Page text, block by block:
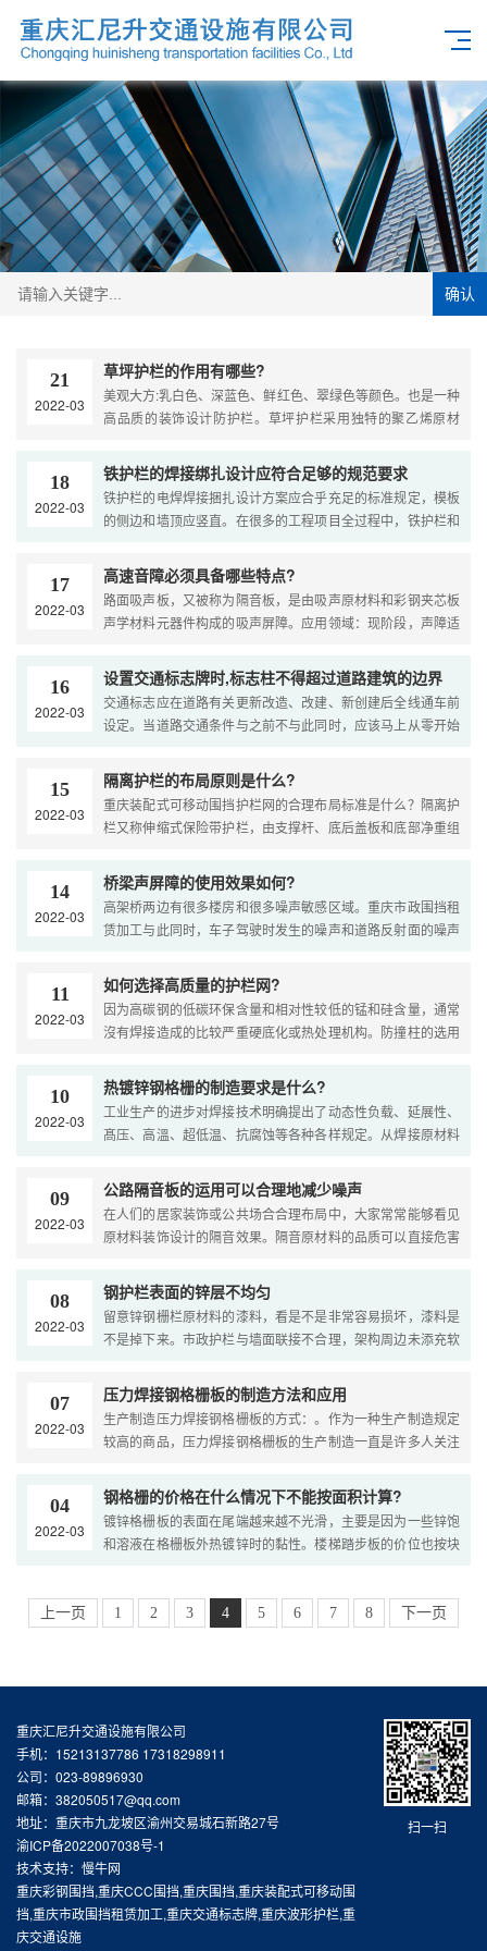
确认
21
2022-03
草坪护栏的作用有哪些?
美观大方:乳白色、深蓝色、鲜红色、翠绿色等颜色。也是一种
高品质的装饰设计防护栏。草坪护栏采用独特的聚乙烯原材
泡、脱落、裂开或脱落。环境保护时尚潮流：草坪护栏环境保
护、维护保养、美观大方、经久耐用，呈现**和当代气氛，为
大城市和屋子增添光彩，给您一个新的时尚潮流核心理念。...
18
2022-03
铁护栏的焊接绑扎设计应符合足够的规范要求
铁护栏的电焊焊接捆扎设计方案应合乎充足的标准规定，模板
的侧边和墙顶应竖直。在很多的工程项目全过程中，铁护栏和
性，体现出更全方位的防护栏安全性。它能够更好地体现了工
程项目或生活中的安全性和便捷性。...
17
2022-03
高速音障必须具备哪些特点?
路面吸声板，又被称为隔音板，是由吸声原材料和彩钢夹芯板
声学材料元器件构成的吸声屏障。应用领域：现阶段，声障适
整。操纵环境噪声对相邻大城市的危害，降低加工厂等噪音源
的噪音。...
16
2022-03
设置交通标志牌时,标志柱不得超过道路建筑的边界
交通标志应在道路有关更新改造、改建、新创建后全线通车前
设定。当道路交通条件与之前不与此同时，应该马上从零开始
杆、两柱标志杆、单柱标志杆、交通标志牌和各种各样柱的方
式展现。...
15
2022-03
隔离护栏的布局原则是什么?
重庆装配式可移动围挡护栏网的合理布局标准是什么？隔离护
栏又称伸缩式保险带护栏，由支撑杆、底后盖板和底部净重组
上。依据具体情况，它可以排列成一行或排成一个正方形，以
防护展览品或风险地区。...
14
2022-03
桥梁声屏障的使用效果如何?
高架桥两边有很多楼房和很多噪声敏感区域。重庆市政围挡租
赁加工与此同时，车子驾驶时发生的噪声和道路反射面的噪声
音屏障的隔声实际效果。储放高架桥声屏障的需要是啥？...
11
2022-03
如何选择高质量的护栏网?
因为高碳钢的低碳环保含量和相对性较低的锰和硅含量，通常
沒有焊接造成的比较严重硬底化或热处理机构。防撞柱的选用
全驾驶安全性、工作压力、视觉效果诱发和了解的舒适度，考
虑到与道路周边环境的融洽，融合经济发展、施工条件和维护
保养要素。...
10
2022-03
热镀锌钢格栅的制造要求是什么?
工业生产的进步对焊接技术明确提出了动态性负载、延展性、
髙压、高溫、超低温、抗腐蚀等各种各样规定。从焊接原材料
外的别的金属材料称之为稀有金属）的规定。...
09
2022-03
公路隔音板的运用可以合理地减少噪声
在人们的居家装饰或公共场合合理布局中，大家常常能够看见
原材料装饰设计的隔音效果。隔音原材料的品质可以直接危害
地减少噪声，消化吸收噪声。尽管生产制造和安裝比较简单的
隔音板特别适合现阶段的隔音设计方案和装饰设计，但当粗线
毁坏时更难修补。...
08
2022-03
钢护栏表面的锌层不均匀
留意锌钢栅栏原材料的漆料，看是不是非常容易损坏，漆料是
不是掉下来。市政护栏与墙面联接不合理，架构周边未添充软
工程和原材料。马路边防护栏通常安裝在城市道路两边，避免
车子无法控制，撞倒路面两边的林木或房屋建筑。...
07
2022-03
压力焊接钢格栅板的制造方法和应用
生产制造压力焊接钢格栅板的方式：。作为一种生产制造规定
较高的商品，压力焊接钢格栅板的生产制造一直是许多人关注
而不是繁杂的。对压力焊接钢格栅板的格栅板的制造方法和应
用。...
04
2022-03
钢格栅的价格在什么情况下不能按面积计算?
镀锌格栅板的表面在尾端越来越不光滑，主要是因为一些锌饱
和溶液在格栅板外热镀锌时的黏性。楼梯踏步板的价位也按块
产加工，总面积为具体交货的钢格栅数乘于总宽和尺寸的总
上一页 1 2 3 4 5 6 7 8 下一页
扫一扫
重庆汇尼升交通设施有限公司
手机：15213137786 17318298911
公司：023-89896930
邮箱：382050517@qq.com
地址：重庆市九龙坡区渝州交易城石新路27号
渝ICP备2022007038号-1
技术支持：慢牛网
重庆彩钢围挡,重庆CCC围挡,重庆围挡,重庆装配式可移动围
挡,重庆市政围挡租赁加工,重庆交通标志牌,重庆波形护栏,重
庆交通设施